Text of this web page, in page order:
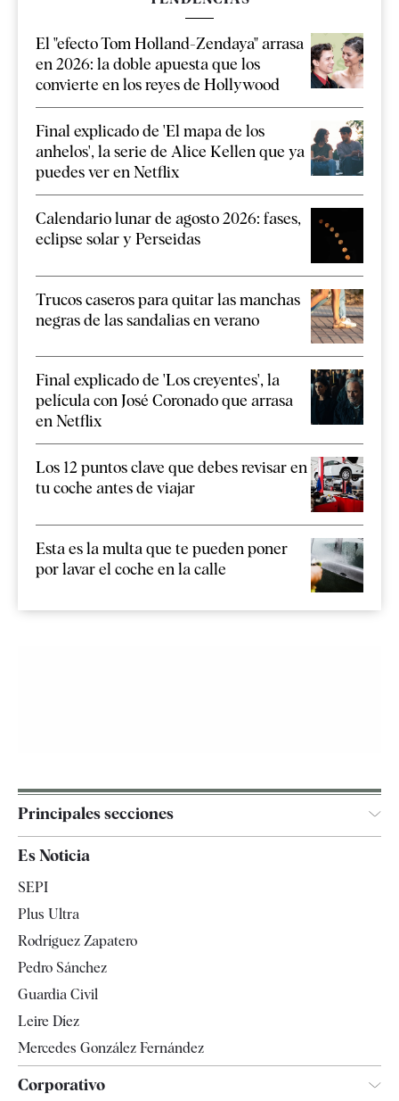
El "efecto Tom Holland-Zendaya" arrasa
en 2026: la doble apuesta que los
convierte en los reyes de Hollywood
Final explicado de 'El mapa de los
anhelos', la serie de Alice Kellen que ya
puedes ver en Netflix
Calendario lunar de agosto 2026: fases,
eclipse solar y Perseidas
Trucos caseros para quitar las manchas
negras de las sandalias en verano
Final explicado de 'Los creyentes', la
película con José Coronado que arrasa
en Netflix
Los 12 puntos clave que debes revisar en
tu coche antes de viajar
Esta es la multa que te pueden poner
por lavar el coche en la calle
Principales secciones
España
Televisión
Es Noticia
SEPI
Plus Ultra
Rodríguez Zapatero
Pedro Sánchez
Guardia Civil
Leire Díez
Mercedes González Fernández
Corporativo